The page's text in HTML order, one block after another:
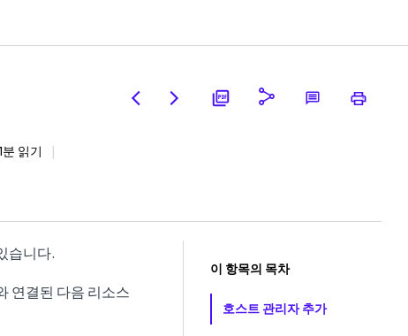
분 읽기
습니다.
연결된 다음 리소스
이 항목의 목차
호스트 관리자 추가